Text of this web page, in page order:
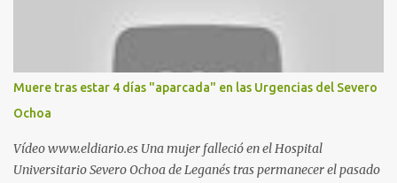
estadio municipal de Butarque) y caminos entre el estadio y Plaza
Nueva. Otro lugar: Escombrera de Polvoranca, entre Leganés y
Móstoles También en el parque de la Hispanidad, situado frente a
la Policía Local de Leganés de la calle Chile, 1, y junto al
cementerio de Butarque". Más información
Muere tras estar 4 días "aparcada" en las Urgencias del Severo
Ochoa
Vídeo www.eldiario.es Una mujer falleció en el Hospital
Universitario Severo Ochoa de Leganés tras permanecer el pasado